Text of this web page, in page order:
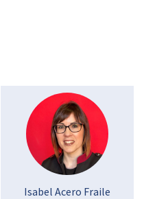
Isabel Acero Fraile